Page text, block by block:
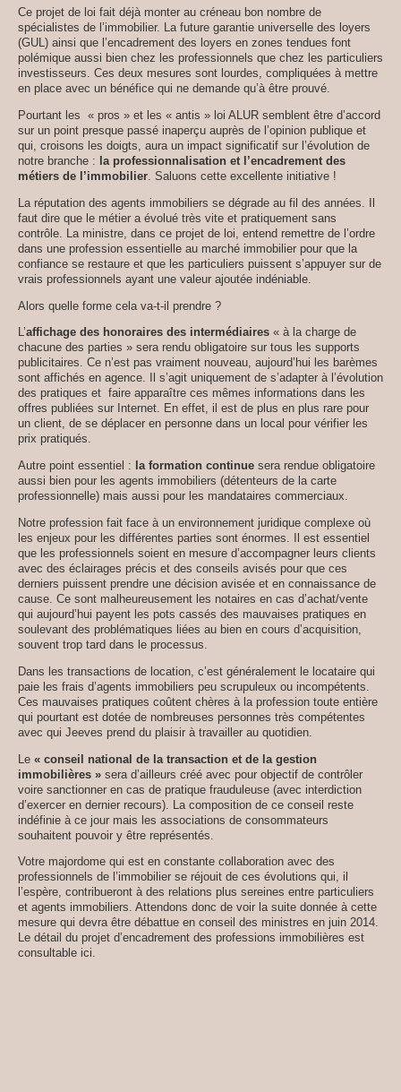
Ce projet de loi fait déjà monter au créneau bon nombre de
spécialistes de l’immobilier. La future garantie universelle des loyers
(GUL) ainsi que l’encadrement des loyers en zones tendues font
polémique aussi bien chez les professionnels que chez les particuliers
investisseurs. Ces deux mesures sont lourdes, compliquées à mettre
en place avec un bénéfice qui ne demande qu’à être prouvé.
Pourtant les « pros » et les « antis » loi ALUR semblent être d’accord
sur un point presque passé inaperçu auprès de l’opinion publique et
qui, croisons les doigts, aura un impact significatif sur l’évolution de
notre branche : la professionnalisation et l’encadrement des
métiers de l’immobilier . Saluons cette excellente initiative !
La réputation des agents immobiliers se dégrade au fil des années. Il
faut dire que le métier a évolué très vite et pratiquement sans
contrôle. La ministre, dans ce projet de loi, entend remettre de l’ordre
dans une profession essentielle au marché immobilier pour que la
confiance se restaure et que les particuliers puissent s’appuyer sur de
vrais professionnels ayant une valeur ajoutée indéniable.
Alors quelle forme cela va-t-il prendre ?
L’affichage des honoraires des intermédiaires « à la charge de
chacune des parties » sera rendu obligatoire sur tous les supports
publicitaires. Ce n’est pas vraiment nouveau, aujourd’hui les barèmes
sont affichés en agence. Il s’agit uniquement de s’adapter à l’évolution
des pratiques et faire apparaître ces mêmes informations dans les
offres publiées sur Internet. En effet, il est de plus en plus rare pour
un client, de se déplacer en personne dans un local pour vérifier les
prix pratiqués.
Autre point essentiel : la formation continue sera rendue obligatoire
aussi bien pour les agents immobiliers (détenteurs de la carte
professionnelle) mais aussi pour les mandataires commerciaux.
Notre profession fait face à un environnement juridique complexe où
les enjeux pour les différentes parties sont énormes. Il est essentiel
que les professionnels soient en mesure d’accompagner leurs clients
avec des éclairages précis et des conseils avisés pour que ces
derniers puissent prendre une décision avisée et en connaissance de
cause. Ce sont malheureusement les notaires en cas d’achat/vente
qui aujourd’hui payent les pots cassés des mauvaises pratiques en
soulevant des problématiques liées au bien en cours d’acquisition,
souvent trop tard dans le processus.
Dans les transactions de location, c’est généralement le locataire qui
paie les frais d’agents immobiliers peu scrupuleux ou incompétents.
Ces mauvaises pratiques coûtent chères à la profession toute entière
qui pourtant est dotée de nombreuses personnes très compétentes
avec qui Jeeves prend du plaisir à travailler au quotidien.
Le « conseil national de la transaction et de la gestion
immobilières » sera d’ailleurs créé avec pour objectif de contrôler
voire sanctionner en cas de pratique frauduleuse (avec interdiction
d’exercer en dernier recours). La composition de ce conseil reste
indéfinie à ce jour mais les associations de consommateurs
souhaitent pouvoir y être représentés.
Votre majordome qui est en constante collaboration avec des
professionnels de l’immobilier se réjouit de ces évolutions qui, il
l’espère, contribueront à des relations plus sereines entre particuliers
et agents immobiliers. Attendons donc de voir la suite donnée à cette
mesure qui devra être débattue en conseil des ministres en juin 2014.
Le détail du projet d’encadrement des professions immobilières est
consultable ici.